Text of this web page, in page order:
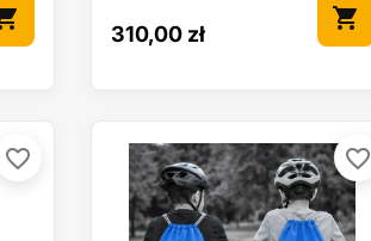
310,00 zł
shopping_cart
favorite_border favorite_border